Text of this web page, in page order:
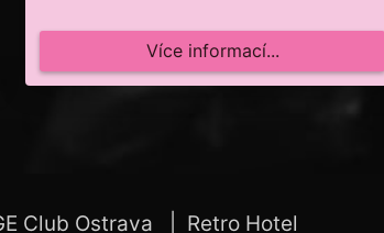
Více informací...
Club Ostrava Retro Hotel